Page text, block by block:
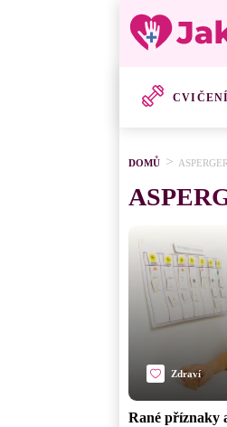
CVIČENÍ
DOMŮ
Zdraví
Rané příznaky